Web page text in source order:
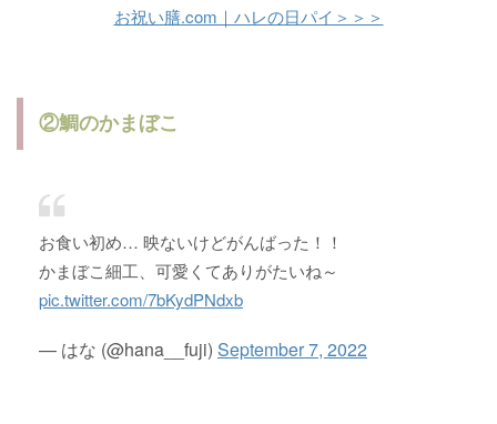
お祝い膳.com｜ハレの日パイ＞＞＞
②鯛のかまぼこ
お食い初め… 映ないけどがんばった！！
かまぼこ細工、可愛くてありがたいね～
pic.twitter.com/7bKydPNdxb
— はな (@hana__fuji) September 7, 2022